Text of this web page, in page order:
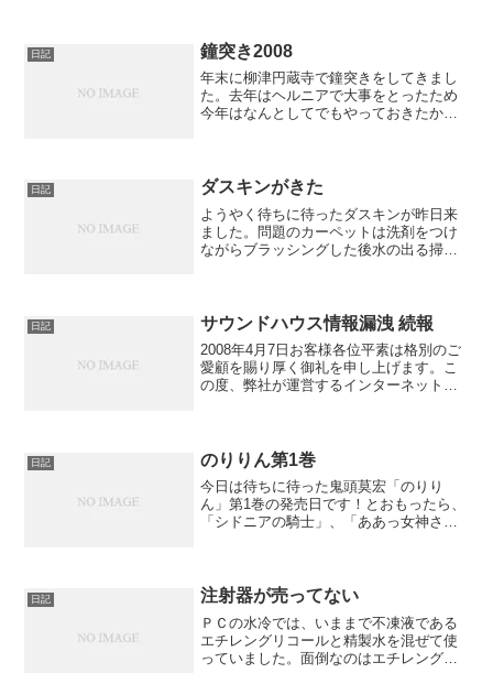
日記 鐘突き2008
年末に柳津円蔵寺で鐘突きをしてきまし
た。去年はヘルニアで大事をとったため
今年はなんとしてでもやっておきたかっ
もは22時半ごろに到着で...
日記 ダスキンがきた
ようやく待ちに待ったダスキンが昨日来
ました。問題のカーペットは洗剤をつけ
ながらブラッシングした後水の出る掃除
いいそうです。その後...
日記 サウンドハウス情報漏洩 続報
2008年4月7日お客様各位平素は格別のご
愛顧を賜り厚く御礼を申し上げます。こ
の度、弊社が運営するインターネットシ
可能性が極めて高い...
日記 のりりん第1巻
今日は待ちに待った鬼頭莫宏「のりり
ん」第1巻の発売日です！とおもったら、
「シドニアの騎士」、「ああっ女神さま
日記 注射器が売ってない
ＰＣの水冷では、いままで不凍液である
エチレングリコールと精製水を混ぜて使
っていました。面倒なのはエチレングリ